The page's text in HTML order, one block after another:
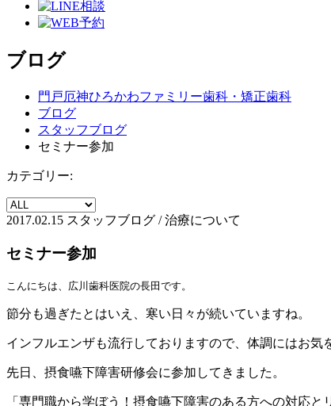
ブログ
門戸厄神ひろかわファミリー歯科・矯正歯科
ブログ
スタッフブログ
セミナー参加
カテゴリー:
2017.02.15 スタッフブログ / 治療について
セミナー参加
こんにちは、広川歯科医院の長田です。
節分も過ぎたとはいえ、寒い日々が続いていますね。
インフルエンザも流行しておりますので、体調にはお気
先日、摂食嚥下障害研修会に参加してきました。
「専門職から学ぼう！摂食嚥下障害のある方への対応